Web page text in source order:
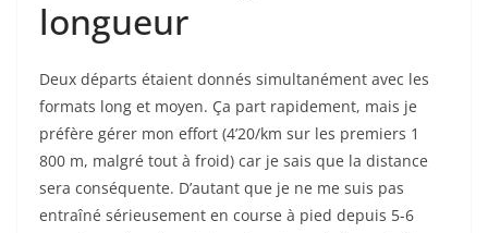
longueur
Deux départs étaient donnés simultanément avec les
formats long et moyen. Ça part rapidement, mais je
préfère gérer mon effort (4’20/km sur les premiers 1
800 m, malgré tout à froid) car je sais que la distance
sera conséquente. D’autant que je ne me suis pas
entraîné sérieusement en course à pied depuis 5-6